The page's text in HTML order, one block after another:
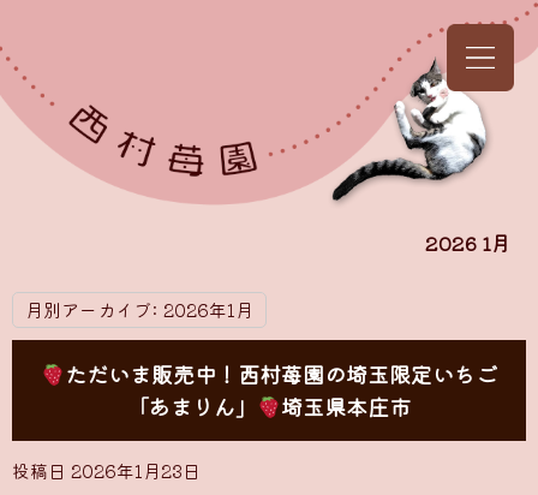
2026 1月
月別アーカイブ: 2026年1月
ただいま販売中！西村苺園の埼玉限定いちご
「あまりん」
埼玉県本庄市
投稿日 2026年1月23日